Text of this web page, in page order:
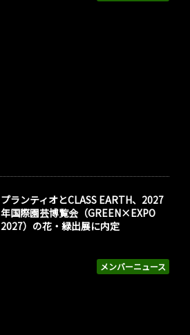
メンバーニュース
プランティオとCLASS EARTH、2027
年国際園芸博覧会（GREEN×EXPO
2027）の花・緑出展に内定